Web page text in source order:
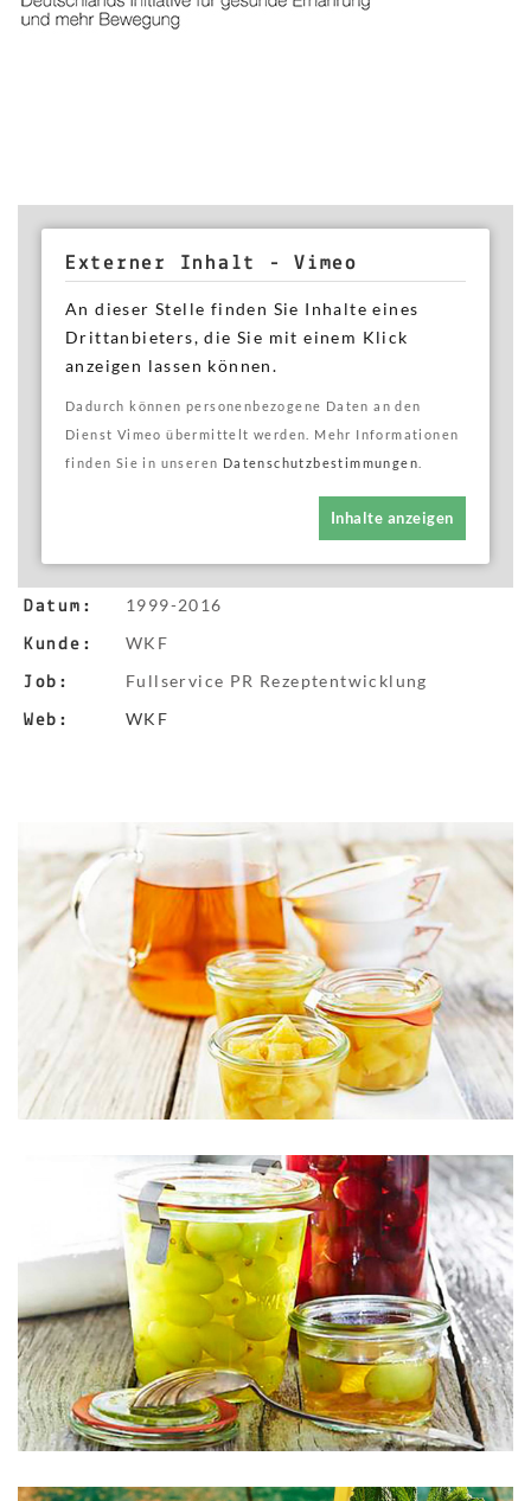
Externer Inhalt - Vimeo
An dieser Stelle finden Sie Inhalte eines
Drittanbieters, die Sie mit einem Klick
anzeigen lassen können.
Dadurch können personenbezogene Daten an den
Dienst Vimeo übermittelt werden. Mehr Informationen
finden Sie in unseren Datenschutzbestimmungen
Inhalte anzeigen
Datum: 1999-2016
Kunde: WKF
Job: Fullservice PR Rezeptentwicklung
Web: WKF